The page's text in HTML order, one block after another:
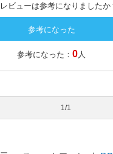
ビューは参考になりましたか
参考になった：0 人
1/1